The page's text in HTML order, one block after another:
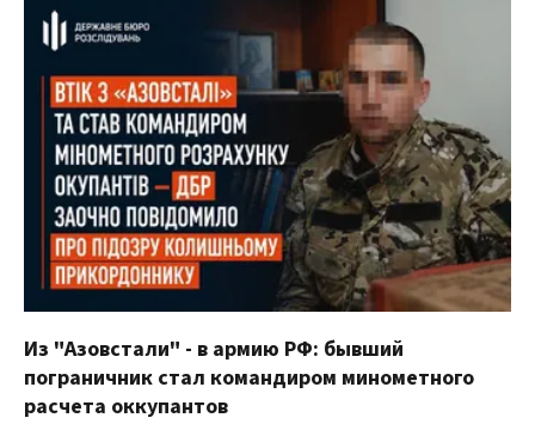
Из "Азовстали" - в армию РФ: бывший
пограничник стал командиром минометного
расчета оккупантов